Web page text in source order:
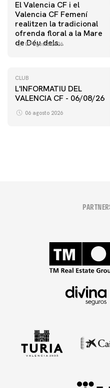
El Valencia CF i el
Valencia CF Femení
realitzen la tradicional
ofrenda floral a la Mare
de Déu dels
07 agosto 2026
CLUB
L'INFORMATIU DEL
VALENCIA CF - 06/08/26
06 agosto 2026
PRIMER EQUIP
ENTRENAMENT DEL